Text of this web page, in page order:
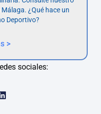
¿Qué hace un
Deportivo?
>
sociales: